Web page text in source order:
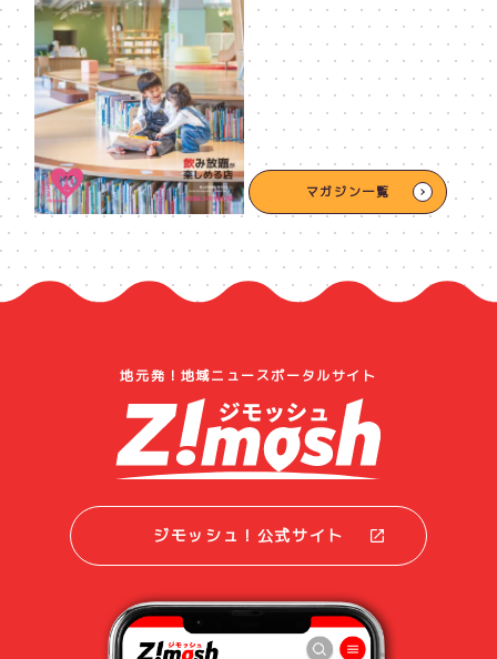
マガジン一覧
地元発！地域ニュースポータルサイト
ジモッシュ！公式サイト